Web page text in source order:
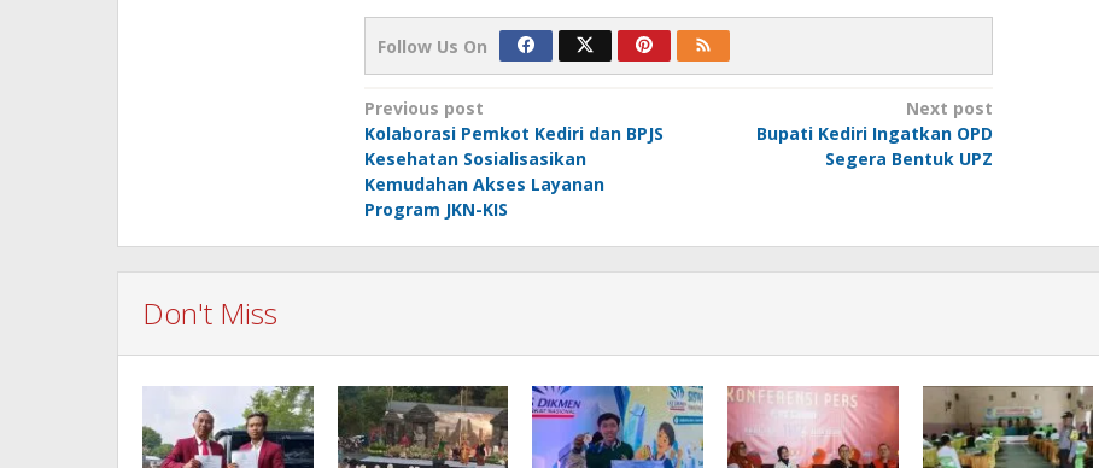
Follow Us On
Post
navigation
Previous post
Kolaborasi Pemkot Kediri dan BPJS
Kesehatan Sosialisasikan
Kemudahan Akses Layanan
Program JKN-KIS
Next post
Bupati Kediri Ingatkan OPD
Segera Bentuk UPZ
Don't Miss